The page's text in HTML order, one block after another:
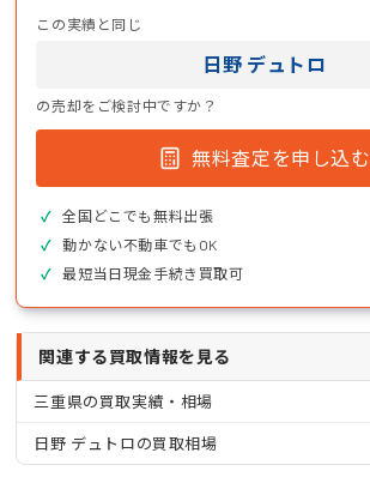
この実績と同じ
日野 デュトロ
の売却をご検討中ですか？
無料査定を申し込む
全国どこでも無料出張
動かない不動車でもOK
最短当日現金手続き買取可
関連する買取情報を見る
三重県の買取実績・相場
日野 デュトロの買取相場